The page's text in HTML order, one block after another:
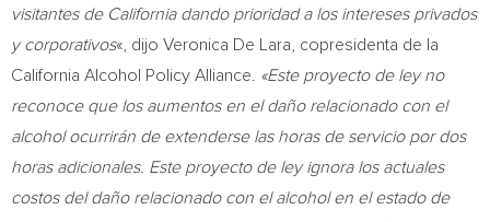
visitantes de Californiadando prioridad a los intereses privados
y corporativos«, dijo Veronica De Lara, copresidenta de la
California Alcohol Policy Alliance. «Este proyecto de ley no
reconoce que los aumentos en el daño relacionado con el
alcohol ocurrirán de extenderse las horas de servicio por dos
horas adicionales. Este proyecto de ley ignora los actuales
costos del daño relacionado con el alcohol en el estado de